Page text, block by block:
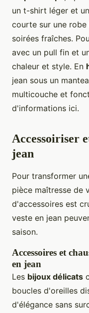
un t-shirt léger et
courte sur une
soirées fraîches.
avec un pull fin et
chaleur et style. En
jean sous un
multicouche et
d'informations ici.
Accessoiriser
jean
Pour transformer
pièce maîtresse de
d'accessoires est
veste en jean
saison.
Accessoires et
en jean
Les bijoux délicats
boucles d'oreilles
d'élégance sans